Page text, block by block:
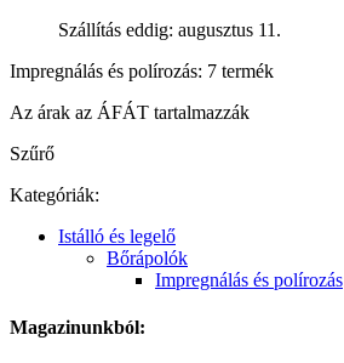
Szállítás eddig: augusztus 11.
Impregnálás és polírozás: 7 termék
Az árak az ÁFÁT tartalmazzák
Szűrő
Kategóriák:
Istálló és legelő
Bőrápolók
Impregnálás és polírozás
Magazinunkból: